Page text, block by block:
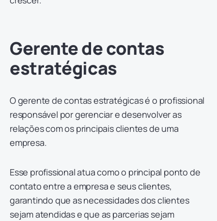
Gerente de contas
estratégicas
O gerente de contas estratégicas é o profissional
responsável por gerenciar e desenvolver as
relações com os principais clientes de uma
empresa.
Esse profissional atua como o principal ponto de
contato entre a empresa e seus clientes,
garantindo que as necessidades dos clientes
sejam atendidas e que as parcerias sejam